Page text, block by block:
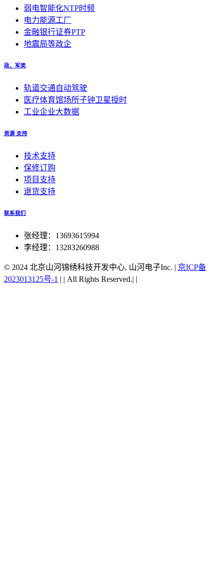
弱电智能化NTP时频
电力能源工厂
金融银行证券PTP
地震局等政企
政、军类
轨道交通自动驾驶
医疗体育馆场所子钟卫星授时
工业企业大数据
资源 支持
技术支持
保修订购
项目支持
退货支持
联系我们
张经理：13693615994
李经理：13283260988
© 2024 北京山河锦绣科技开发中心, 山河电子Inc. | 京ICP备
2023013125号-1 | | All Rights Reserved.| |